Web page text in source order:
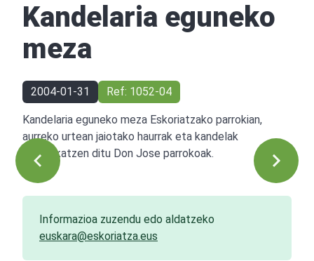
Kandelaria eguneko
meza
2004-01-31 Ref: 1052-04
Kandelaria eguneko meza Eskoriatzako parrokian,
aurreko urtean jaiotako haurrak eta kandelak
bedeinkatzen ditu Don Jose parrokoak.
Informazioa zuzendu edo aldatzeko
euskara@eskoriatza.eus